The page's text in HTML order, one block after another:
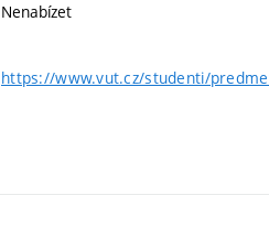
Nenabízet
https://www.vut.cz/studenti/